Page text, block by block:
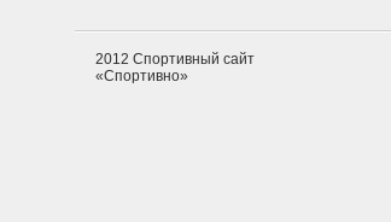
2012 Спортивный сайт
«Спортивно»